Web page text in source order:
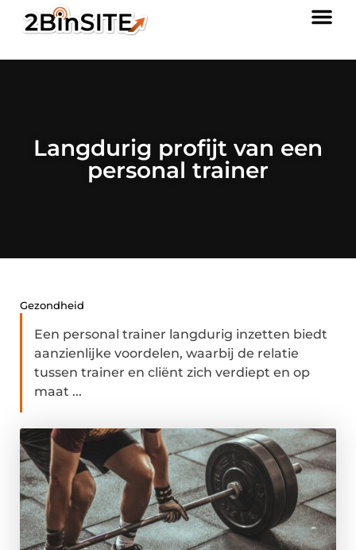
Langdurig profijt van een
personal trainer
Gezondheid
Een personal trainer langdurig inzetten biedt
aanzienlijke voordelen, waarbij de relatie
tussen trainer en cliënt zich verdiept en op
maat ...